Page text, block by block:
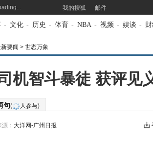
我的搜狐 邮件
- 文化 - 历史 - 体育 - NBA - 视频 - 娱谈 -
要闻 > 世态万象
机智斗暴徒 获评见
句( 人参与)
源： 大洋网-广州日报